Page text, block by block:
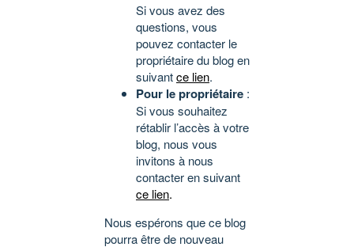
Si vous avez des
questions, vous
pouvez contacter le
propriétaire du blog en
suivantce lien.
Pour le propriétaire :
Si vous souhaitez
rétablir l’accès à votre
blog, nous vous
invitons à nous
contacter en suivant
ce lien.
Nous espérons que ce blog
pourra être de nouveau